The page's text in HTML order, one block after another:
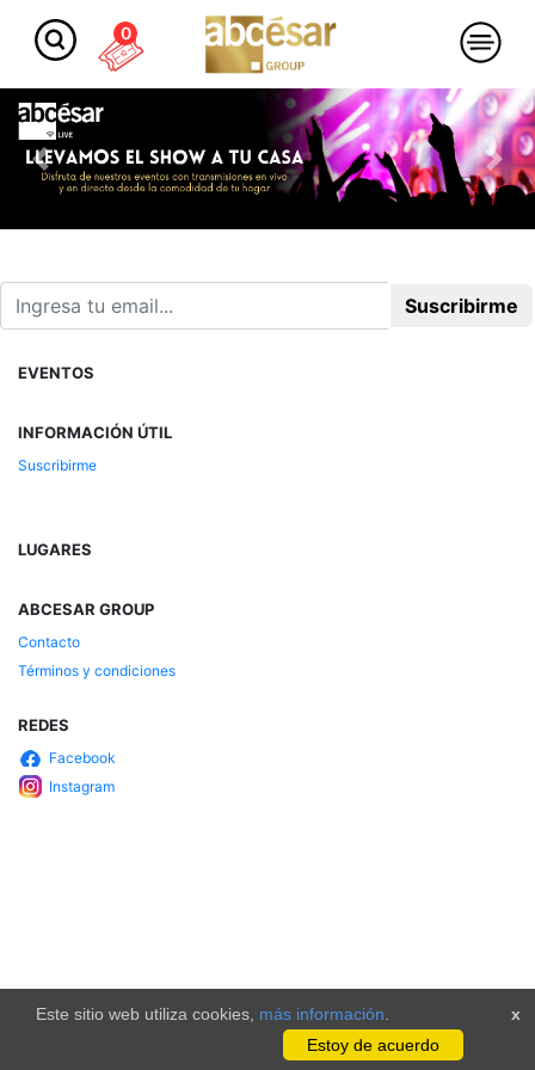
0
Previous
EVENTOS
INFORMACIÓN ÚTIL
Suscribirme
LUGARES
ABCESAR GROUP
Contacto
Términos y condiciones
REDES
Facebook
Instagram
x
Este sitio web utiliza cookies, más información
Estoy de acuerdo